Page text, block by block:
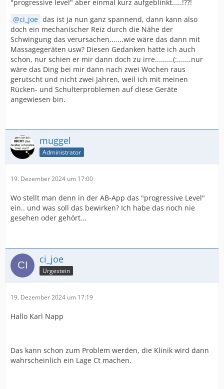
"progressive level" aber einmal kurz aufgeblinkt.....!??!
ci_joe das ist ja nun ganz spannend, dann kann also
doch ein mechanischer Reiz durch die Nähe der
Schwingung das verursachen.......wie wäre das dann mit
Massagegeräten usw? Diesen Gedanken hatte ich auch
schon, nur schien er mir dann doch zu irre.........(:.......nur
wäre das Ding bei mir dann nach zwei Wochen raus
gerutscht und nicht zwei Jahren, weil ich mit meinen
Rücken- und Schulterproblemen auf diese Geräte
angewiesen bin.
muggel
Administrator
19. Dezember 2024 um 17:00
Wo stellt man denn in der AB-App das "progressive Level"
ein.. und was soll das bewirken? Ich habe das noch nie
gesehen oder gehört...
ci_joe
Urgestein
19. Dezember 2024 um 17:19
Hallo Karl Napp
Das kann schon zum Problem werden, die Klinik wird dann
wahrscheinlich ein Lage Ct machen.